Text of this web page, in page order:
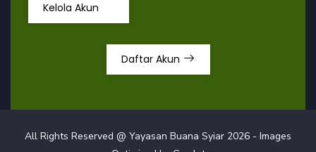
Kelola Akun
Daftar Akun
All Rights Reserved @ Yayasan Buana Syiar 2026 - Images